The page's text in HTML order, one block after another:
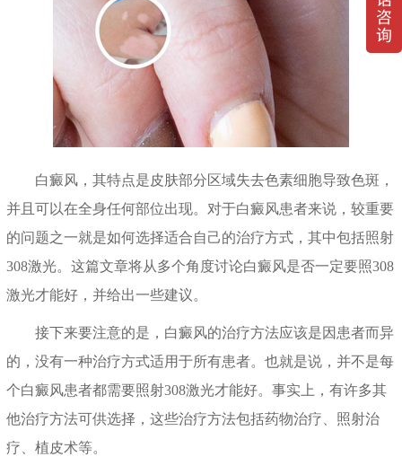
白癜风，其特点是皮肤部分区域失去色素细胞导致色斑，
并且可以在全身任何部位出现。对于白癜风患者来说，较重要
的问题之一就是如何选择适合自己的治疗方式，其中包括照射
308激光。这篇文章将从多个角度讨论白癜风是否一定要照308
激光才能好，并给出一些建议。
接下来要注意的是，白癜风的治疗方法应该是因患者而异
的，没有一种治疗方式适用于所有患者。也就是说，并不是每
个白癜风患者都需要照射308激光才能好。事实上，有许多其
他治疗方法可供选择，这些治疗方法包括药物治疗、照射治
疗、植皮术等。